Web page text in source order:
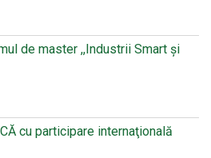
de master ,,Industrii Smart și
cu participare internaţională